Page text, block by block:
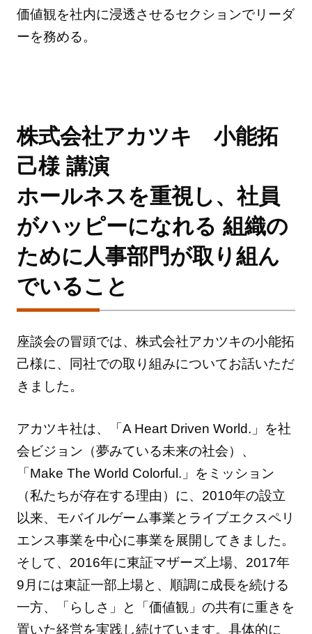
価値観を社内に浸透させるセクションでリーダ
ーを務める。
株式会社アカツキ 小能拓
己様 講演
ホールネスを重視し、社員
がハッピーになれる 組織の
ために人事部門が取り組ん
でいること
座談会の冒頭では、株式会社アカツキの小能拓
己様に、同社での取り組みについてお話いただ
きました。
アカツキ社は、「A Heart Driven World.」を社
会ビジョン（夢みている未来の社会）、
「Make The World Colorful.」をミッション
（私たちが存在する理由）に、2010年の設立
以来、モバイルゲーム事業とライブエクスペリ
エンス事業を中心に事業を展開してきました。
そして、2016年に東証マザーズ上場、2017年
9月には東証一部上場と、順調に成長を続ける
一方、「らしさ」と「価値観」の共有に重きを
置いた経営を実践し続けています。具体的に